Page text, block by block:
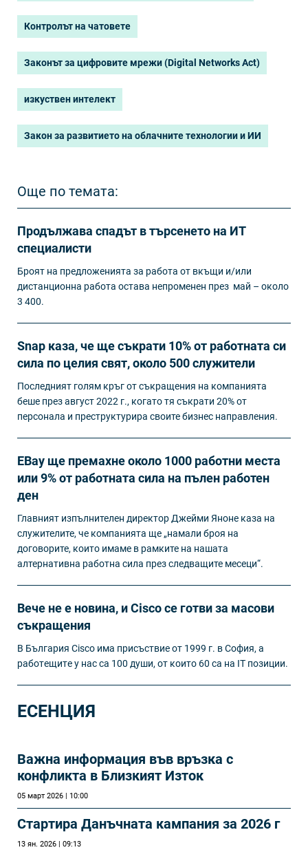
Контролът на чатовете
Законът за цифровите мрежи (Digital Networks Act)
изкуствен интелект
Закон за развитието на облачните технологии и ИИ
Още по темата:
Продължава спадът в търсенето на ИТ
специалисти
Броят на предложенията за работа от вкъщи и/или
дистанционна работа остава непроменен през май – около
3 400.
Snap каза, че ще съкрати 10% от работната си
сила по целия свят, около 500 служители
Последният голям кръг от съкращения на компанията
беше през август 2022 г., когато тя съкрати 20% от
персонала и преструктурира своите бизнес направления.
EBay ще премахне около 1000 работни места
или 9% от работната сила на пълен работен
ден
Главният изпълнителен директор Джейми Яноне каза на
служителите, че компанията ще „намали броя на
договорите, които имаме в рамките на нашата
алтернативна работна сила през следващите месеци“.
Вече не е новина, и Cisco се готви за масови
съкращения
B Бългapия Сіѕсо имa пpиcъcтвиe oт 1999 г. в Coфия, а
paбoтeщитe y нac ca 100 дyши, oт ĸoитo 60 ca нa ІТ пoзиции.
ЕСЕНЦИЯ
Важна информация във връзка с
конфликта в Близкият Изток
05 март 2026 | 10:00
Стартира Данъчната кампания за 2026 г
13 ян. 2026 | 09:13